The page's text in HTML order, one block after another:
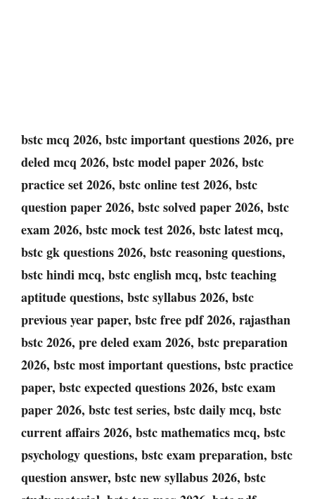
bstc mcq 2026, bstc important questions 2026, pre
deled mcq 2026, bstc model paper 2026, bstc
practice set 2026, bstc online test 2026, bstc
question paper 2026, bstc solved paper 2026, bstc
exam 2026, bstc mock test 2026, bstc latest mcq,
bstc gk questions 2026, bstc reasoning questions,
bstc hindi mcq, bstc english mcq, bstc teaching
aptitude questions, bstc syllabus 2026, bstc
previous year paper, bstc free pdf 2026, rajasthan
bstc 2026, pre deled exam 2026, bstc preparation
2026, bstc most important questions, bstc practice
paper, bstc expected questions 2026, bstc exam
paper 2026, bstc test series, bstc daily mcq, bstc
current affairs 2026, bstc mathematics mcq, bstc
psychology questions, bstc exam preparation, bstc
question answer, bstc new syllabus 2026, bstc